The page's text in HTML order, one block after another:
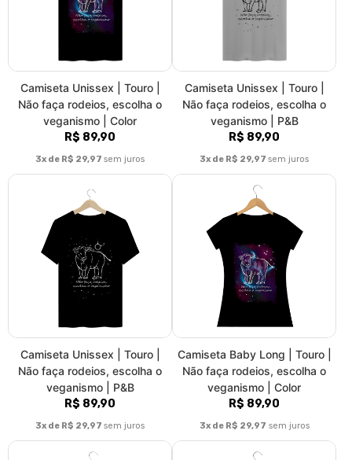
Camiseta Unissex | Touro |
Não faça rodeios, escolha o
veganismo | Color
R$ 89,90
3x de R$ 29,97 sem juros
Camiseta Unissex | Touro |
Não faça rodeios, escolha o
veganismo | P&B
R$ 89,90
3x de R$ 29,97 sem juros
Camiseta Unissex | Touro |
Não faça rodeios, escolha o
veganismo | P&B
R$ 89,90
3x de R$ 29,97 sem juros
Camiseta Baby Long | Touro |
Não faça rodeios, escolha o
veganismo | Color
R$ 89,90
3x de R$ 29,97 sem juros